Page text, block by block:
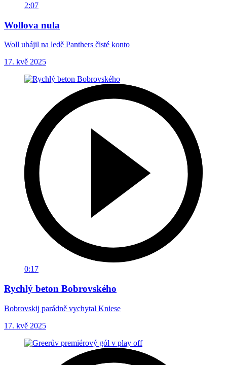
2:07
Wollova nula
Woll uhájil na ledě Panthers čisté konto
17. kvě 2025
0:17
Rychlý beton Bobrovského
Bobrovskij parádně vychytal Kniese
17. kvě 2025